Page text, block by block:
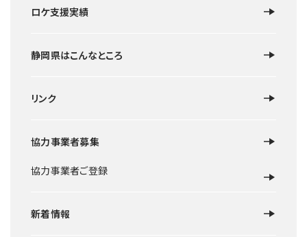
ロケ支援実績
静岡県はこんなところ
リンク
協力事業者募集
協力事業者ご登録
新着情報